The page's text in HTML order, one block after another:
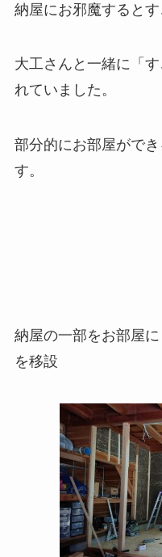
納屋にお邪魔するとす
大工さんと一緒に「
れていました。
部分的にお部屋がで
す。
納屋の一部をお部屋
を移設